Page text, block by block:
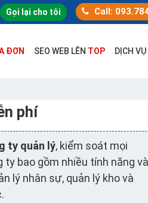
Gọi lại cho tôi Call:
ĐƠN SEO WEB LÊN TOP DỊCH VỤ
phí
ty quản lý, kiểm soát mọi
ty bao gồm nhiều tính năng và
lý nhân sự, quản lý kho và